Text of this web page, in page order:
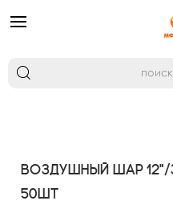
Воздушный шар 12"/
50шт